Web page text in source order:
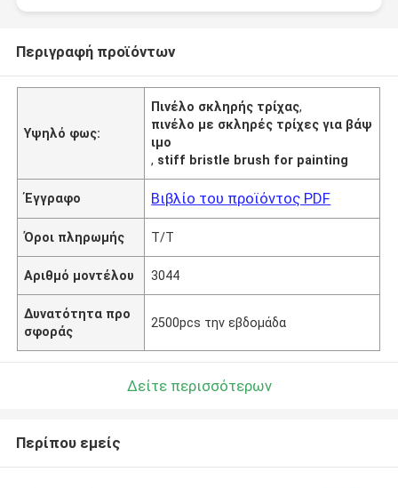
Περιγραφή προϊόντων
Υψηλό φως:
Πινέλο σκληρής τρίχας,
πινέλο με σκληρές τρίχες για βάψ
ιμο
, stiff bristle brush for painting
Έγγραφο Βιβλίο του προϊόντος PDF
Όροι πληρωμής T/T
Αριθμό μοντέλου 3044
Δυνατότητα προ
σφοράς
2500pcs την εβδομάδα
Δείτε περισσότερων
Περίπου εμείς